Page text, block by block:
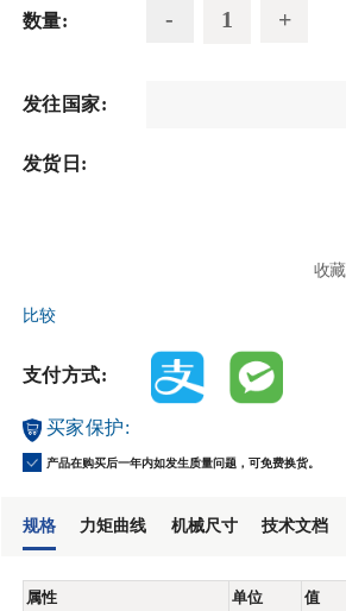
数量:
发往国家:
发货日:
收藏
比较
支付方式:
买家保护:
产品在购买后一年内如发生质量问题，可免费换货。
规格 力矩曲线 机械尺寸 技术文档
属性 单位 值